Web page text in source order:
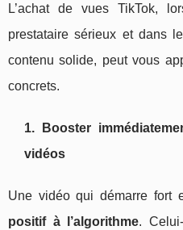
L’achat de vues TikTok,
prestataire sérieux et dans
contenu solide, peut vous
concrets.
1. Booster
vidéos
Une vidéo qui démarre fort
positif à l’algorithme.